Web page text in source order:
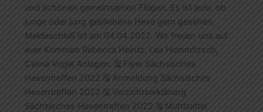
und schönen gemeinsamen Flügen. Es ist jede, ob
junge oder jung gebliebene Hexe gern gesehen.
Meldeschluß ist am 04.04.2022. Wir freuen uns auf
euer Kommen Rebecca Heintz, Lea Hummitzsch,
Celina Vogel Anlagen: 🖫 Flyer Sächsisches
Hexentreffen 2022 🖫 Anmeldung Sächsisches
Hexentreffen 2022 🖫 Verzichtserklärung
Sächsisches Hexentreffen 2022 🖫 Muttizettel